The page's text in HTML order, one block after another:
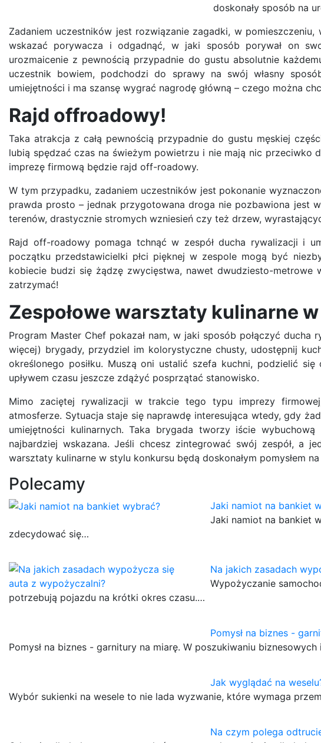
doskonały sposób na
Zadaniem uczestników jest rozwiązanie zagadki, w
wskazać porywacza i odgadnąć, w jaki sposób porywał on
urozmaicenie z pewnością przypadnie do gustu absolutnie
uczestnik bowiem, podchodzi do sprawy na swój własny
umiejętności i ma szansę wygrać nagrodę główną – czego można
Rajd offroadowy!
Taka atrakcja z całą pewnością przypadnie do gustu męskiej
lubią spędzać czas na świeżym powietrzu i nie mają nic przeciwko
imprezę firmową będzie rajd off-roadowy.
W tym przypadku, zadaniem uczestników jest pokonanie
prawda prosto – jednak przygotowana droga nie pozbawiona jest
terenów, drastycznie stromych wzniesień czy też drzew,
Rajd off-roadowy pomaga tchnąć w zespół ducha rywalizacji i
początku przedstawicielki płci pięknej w zespole mogą być
kobiecie budzi się żądzę zwycięstwa, nawet dwudziesto-
zatrzymać!
Zespołowe warsztaty kulinarne
Program Master Chef pokazał nam, w jaki sposób połączyć
więcej) brygady, przydziel im kolorystyczne chusty, udostępnij
określonego posiłku. Muszą oni ustalić szefa kuchni, podzielić
upływem czasu jeszcze zdążyć posprzątać stanowisko.
Mimo zaciętej rywalizacji w trakcie tego typu imprezy
atmosferze. Sytuacja staje się naprawdę interesująca wtedy, gdy
umiejętności kulinarnych. Taka brygada tworzy iście
najbardziej wskazana. Jeśli chcesz zintegrować swój zespół, a
warsztaty kulinarne w stylu konkursu będą doskonałym pomysłem
Polecamy
Jaki namiot na bankiet
Jaki namiot na bankiet
zdecydować się…
Na jakich zasadach
Wypożyczanie
potrzebują pojazdu na krótki okres czasu.…
Pomysł na biznes -
Pomysł na biznes - garnitury na miarę. W poszukiwaniu
Jak wyglądać na
Wybór sukienki na wesele to nie lada wyzwanie, które wymaga
Na czym polega